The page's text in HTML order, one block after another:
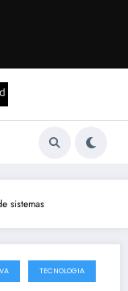
sistemas
TECNOLOGIA